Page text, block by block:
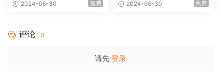
2024-06-30 免费 2024-06-30 免费
评论 0
请先 登录